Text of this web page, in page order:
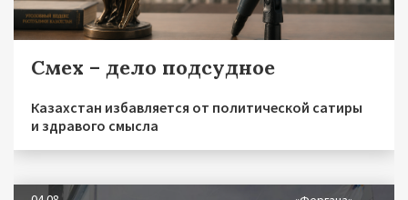
Смех – дело подсудное
Казахстан избавляется от политической сатиры
и здравого смысла